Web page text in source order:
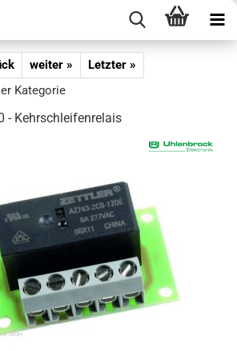
weiter »
Letzter »
Kategorie
- Kehrschleifenrelais